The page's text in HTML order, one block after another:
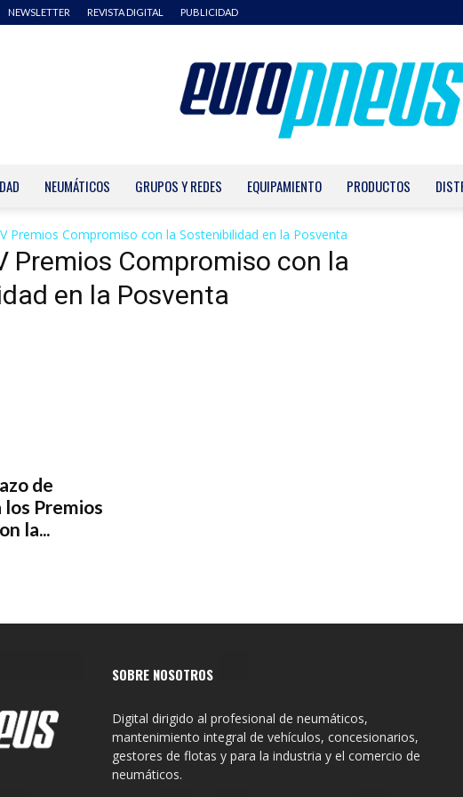
NEWSLETTER REVISTA DIGITAL PUBLICIDAD
NEUMÁTICOS GRUPOS Y REDES EQUIPAMIENTO PRODUCTOS
V Premios Compromiso con la Sostenibilidad en la Posventa
Premios Compromiso con la
en la Posventa
de
los Premios
la...
SOBRE NOSOTROS
Digital dirigido al profesional de neumáticos,
mantenimiento integral de vehículos, concesionarios,
gestores de flotas y para la industria y el comercio de
neumáticos.